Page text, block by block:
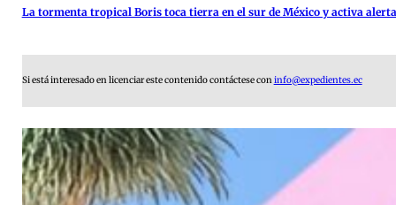
La tormenta tropical Boris toca tierra en el sur de México y activa
Si está interesado en licenciar este contenido contáctese coninfo@expedientes.ec